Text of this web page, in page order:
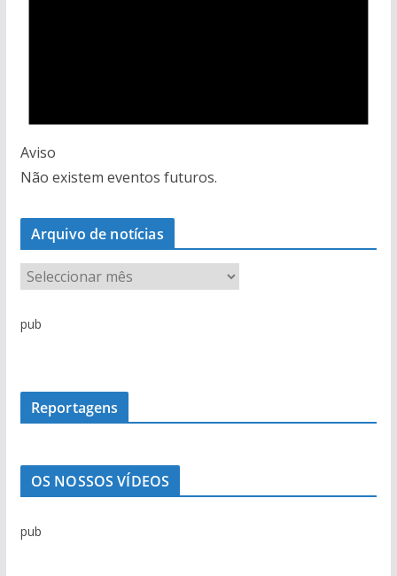
Aviso
Não existem eventos futuros.
Arquivo de notícias
r
q
d
n
o
í
pub
Reportagens
OS NOSSOS VÍDEOS
pub